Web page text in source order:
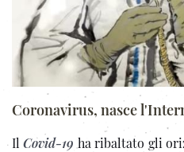
Coronavirus, nasce
IlCovid-19 ha ribaltato gli